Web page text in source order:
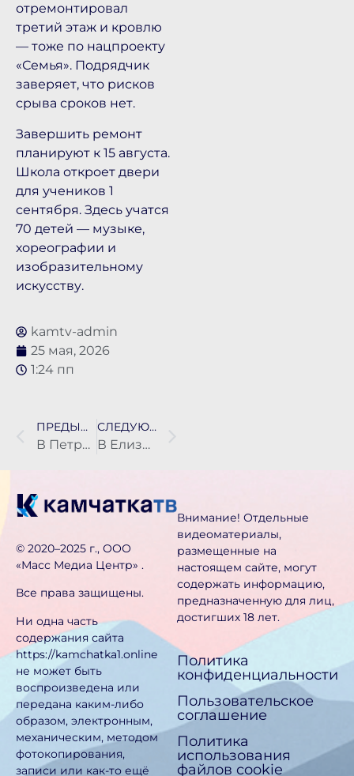
отремонтировал
третий этаж и кровлю
— тоже по нацпроекту
«Семья». Подрядчик
заверяет, что рисков
срыва сроков нет.
Завершить ремонт
планируют к 15 августа.
Школа откроет двери
для учеников 1
сентября. Здесь учатся
70 детей — музыке,
хореографии и
изобразительному
искусству.
kamtv-admin
25 мая, 2026
1:24 пп
ПРЕДЫДУЩАЯ НОВОСТЬ
В Петропавловске-Камчатском пожарные спасли четырёх человек
СЛЕДУЮЩАЯ НОВОСТЬ
В Елизовской больнице сотрудник не дождался документов по запросу
©️ 2020–2025 г., ООО
«Масс Медиа Центр» .
Все права защищены.
Ни одна часть
содержания сайта
https://kamchatka1.online
не может быть
воспроизведена или
передана каким-либо
образом, электронным,
механическим, методом
фотокопирования,
записи или как-то ещё
Внимание! Отдельные
видеоматериалы,
размещенные на
настоящем сайте, могут
содержать информацию,
предназначен­ную для лиц,
достигших 18 лет.
Политика
конфиденциальности
Пользовательское
соглашение
Политика
использования
файлов cookie